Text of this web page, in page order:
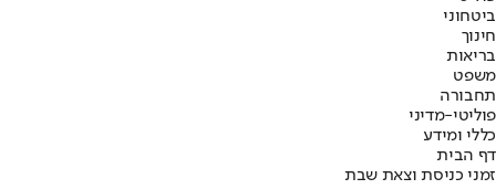
ביטחוני
חינוך
בריאות
משפט
תחבורה
פוליטי-מדיני
כללי ומידע
דף הבית
זמני כניסת וצאת שבת